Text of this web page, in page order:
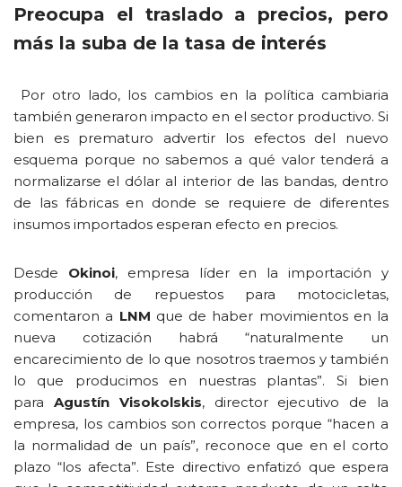
Preocupa el traslado a precios, pero
más la suba de la tasa de interés
Por otro lado, los cambios en la política cambiaria
también generaron impacto en el sector productivo. Si
bien es prematuro advertir los efectos del nuevo
esquema porque no sabemos a qué valor tenderá a
normalizarse el dólar al interior de las bandas, dentro
de las fábricas en donde se requiere de diferentes
insumos importados esperan efecto en precios.
Desde Okinoi, empresa líder en la importación y
producción de repuestos para motocicletas,
comentaron a LNM que de haber movimientos en la
nueva cotización habrá “naturalmente un
encarecimiento de lo que nosotros traemos y también
lo que producimos en nuestras plantas”. Si bien
para Agustín Visokolskis, director ejecutivo de la
empresa, los cambios son correctos porque “hacen a
la normalidad de un país”, reconoce que en el corto
plazo “los afecta”. Este directivo enfatizó que espera